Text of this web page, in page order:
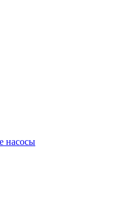
насосы